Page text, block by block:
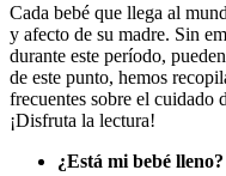
Cada bebé que llega al
y afecto de su madre. Sin
durante este período,
de este punto, hemos
frecuentes sobre el cuidado
¡Disfruta la lectura!
¿Está mi bebé lleno?